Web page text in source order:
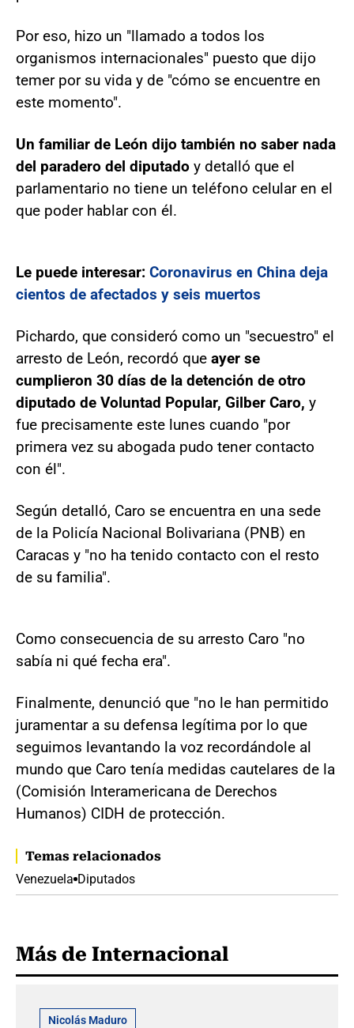
Por eso, hizo un "llamado a todos los
organismos internacionales" puesto que dijo
temer por su vida y de "cómo se encuentre en
este momento".
Un familiar de León dijo también no saber nada
del paradero del diputado y detalló que el
parlamentario no tiene un teléfono celular en el
que poder hablar con él.
Le puede interesar: Coronavirus en China deja
cientos de afectados y seis muertos
Pichardo, que consideró como un "secuestro" el
arresto de León, recordó que ayer se
cumplieron 30 días de la detención de otro
diputado de Voluntad Popular, Gilber Caro, y
fue precisamente este lunes cuando "por
primera vez su abogada pudo tener contacto
con él".
Según detalló, Caro se encuentra en una sede
de la Policía Nacional Bolivariana (PNB) en
Caracas y "no ha tenido contacto con el resto
de su familia".
Como consecuencia de su arresto Caro "no
sabía ni qué fecha era".
Finalmente, denunció que "no le han permitido
juramentar a su defensa legítima por lo que
seguimos levantando la voz recordándole al
mundo que Caro tenía medidas cautelares de la
(Comisión Interamericana de Derechos
Humanos) CIDH de protección.
Temas relacionados
Venezuela Diputados
Más de Internacional
Nicolás Maduro